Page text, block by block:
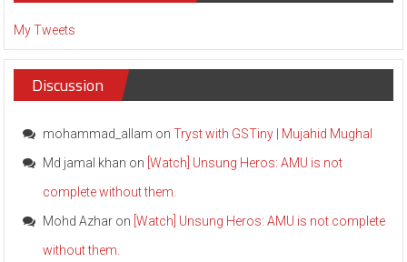
My Tweets
Discussion
mohammad_allam onTryst with GSTiny | Mujahid Mughal
Md jamal khan on [Watch] Unsung Heros: AMU is not
complete without them.
Mohd Azhar on [Watch] Unsung Heros: AMU is not complete
without them.